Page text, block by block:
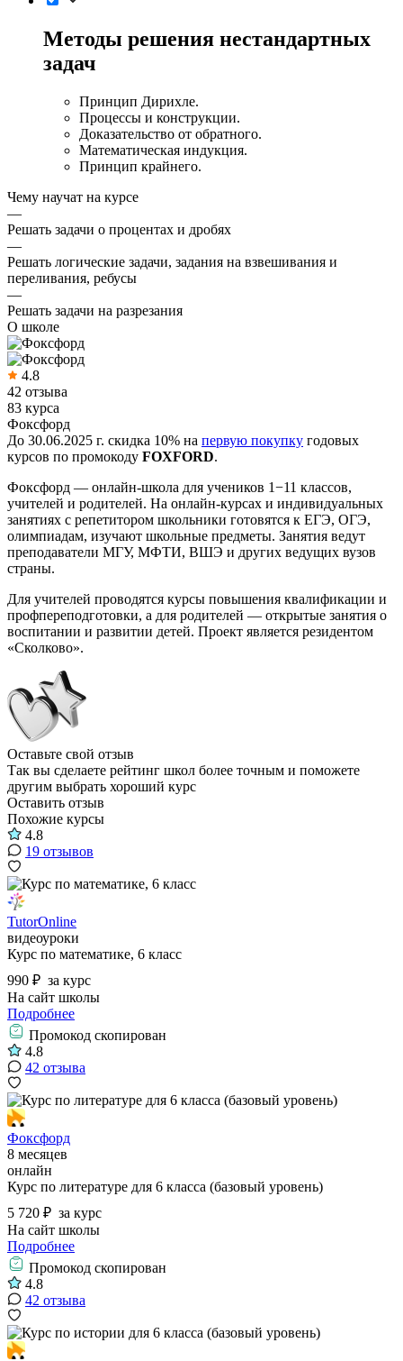
Методы решения нестандартных
задач
Принцип Дирихле.
Процессы и конструкции.
Доказательство от обратного.
Математическая индукция.
Принцип крайнего.
Чему научат на курсе
—
Решать задачи о процентах и дробях
—
Решать логические задачи, задания на взвешивания и
переливания, ребусы
—
Решать задачи на разрезания
О школе
4.8
42 отзыва
83 курса
Фоксфорд
До 30.06.2025 г. скидка 10% на первую покупку годовых
курсов по промокоду FOXFORD.
Фоксфорд — онлайн-школа для учеников 1−11 классов,
учителей и родителей. На онлайн-курсах и индивидуальных
занятиях с репетитором школьники готовятся к ЕГЭ, ОГЭ,
олимпиадам, изучают школьные предметы. Занятия ведут
преподаватели МГУ, МФТИ, ВШЭ и других ведущих вузов
страны.
Для учителей проводятся курсы повышения квалификации и
профпереподготовки, а для родителей — открытые занятия о
воспитании и развитии детей. Проект является резидентом
«Сколково».
Оставьте свой отзыв
Так вы сделаете рейтинг школ более точным и поможете
другим выбрать хороший курс
Оставить отзыв
Похожие курсы
4.8
19 отзывов
TutorOnline
видеоуроки
Курс по математике, 6 класс
990 ₽ за курс
На сайт школы
Подробнее
Промокод скопирован
4.8
42 отзыва
Фоксфорд
8 месяцев
онлайн
Курс по литературе для 6 класса (базовый уровень)
5 720 ₽ за курс
На сайт школы
Подробнее
Промокод скопирован
4.8
42 отзыва